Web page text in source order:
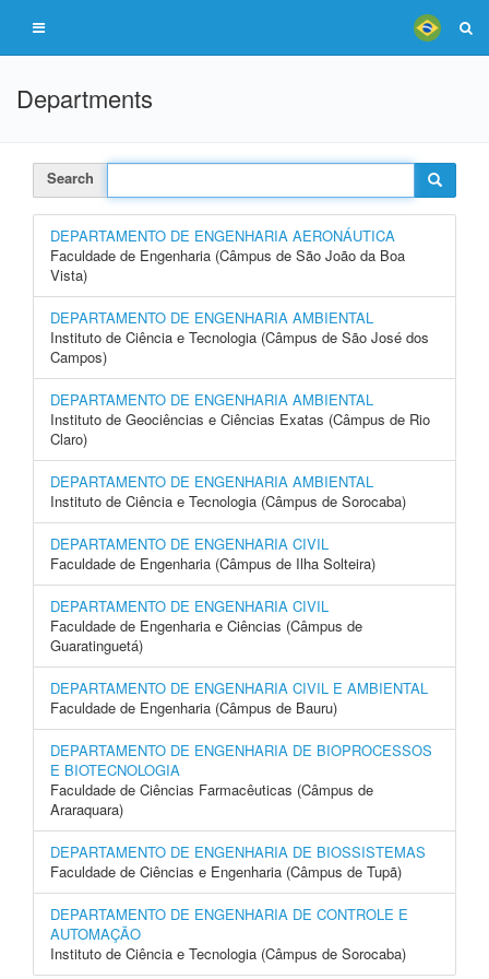
Departments
Search
DEPARTAMENTO DE ENGENHARIA AERONÁUTICA
Faculdade de Engenharia (Câmpus de São João da Boa
Vista)
DEPARTAMENTO DE ENGENHARIA AMBIENTAL
Instituto de Ciência e Tecnologia (Câmpus de São José dos
Campos)
DEPARTAMENTO DE ENGENHARIA AMBIENTAL
Instituto de Geociências e Ciências Exatas (Câmpus de Rio
Claro)
DEPARTAMENTO DE ENGENHARIA AMBIENTAL
Instituto de Ciência e Tecnologia (Câmpus de Sorocaba)
DEPARTAMENTO DE ENGENHARIA CIVIL
Faculdade de Engenharia (Câmpus de Ilha Solteira)
DEPARTAMENTO DE ENGENHARIA CIVIL
Faculdade de Engenharia e Ciências (Câmpus de
Guaratinguetá)
DEPARTAMENTO DE ENGENHARIA CIVIL E AMBIENTAL
Faculdade de Engenharia (Câmpus de Bauru)
DEPARTAMENTO DE ENGENHARIA DE BIOPROCESSOS
E BIOTECNOLOGIA
Faculdade de Ciências Farmacêuticas (Câmpus de
Araraquara)
DEPARTAMENTO DE ENGENHARIA DE BIOSSISTEMAS
Faculdade de Ciências e Engenharia (Câmpus de Tupã)
DEPARTAMENTO DE ENGENHARIA DE CONTROLE E
AUTOMAÇÃO
Instituto de Ciência e Tecnologia (Câmpus de Sorocaba)